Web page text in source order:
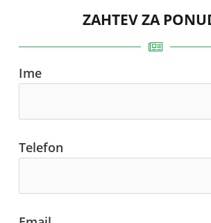
ZAHTEV ZA
Ime
Telefon